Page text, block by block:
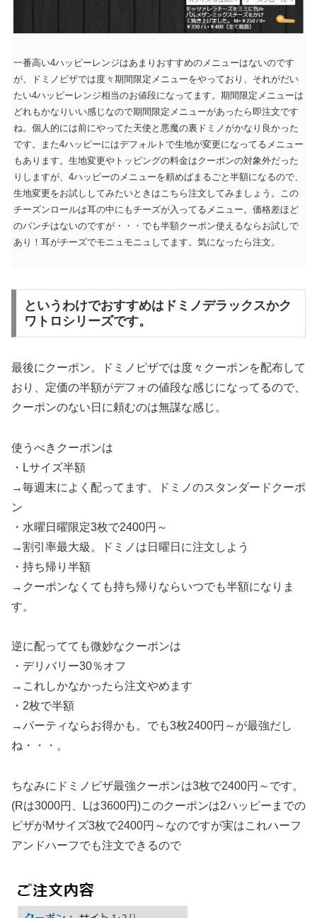
一番高い4ハッピーレンジはあまりおすすめのメニューはないのです
が、ドミノピザでは度々期間限定メニューをやっており、それがだい
たい4ハッピーレンジ相当のお値段になってます。期間限定メニューは
どれもかなりいい感じなので期間限定メニューがあったら即注文です
ね。個人的には前にやってた天使と悪魔の裏ドミノがかなり良かった
です。また4ハッピーにはデフォルトで生地が変更になってるメニュー
もあります。生地変更やトッピングの料金はクーポンの対象外だった
りしますが、4ハッピーのメニューを頼めばまるごと半額になるので、
生地変更をお試ししてみたいときはこちら注文してみましょう。この
チーズンロールは耳の中にもチーズが入ってるメニュー。価格差ほど
のパンチはないのですが・・・でも半額クーポン使えるならお試しで
あり！耳がチーズでモニュモニュしてます。気になったら注文。
というわけでおすすめはドミノデラックスかク
ワトロシリーズです。
最後にクーポン。ドミノピザでは度々クーポンを配布して
おり、定価の半額がデフォの値段な感じになってるので、
クーポンのない日に頼むのは無謀な感じ。
使うべきクーポンは
・Lサイズ半額
→毎週末によく配ってます。ドミノのスタンダードクーポ
ン
・水曜日曜限定3枚で2400円～
→割引率最大級。ドミノは日曜日に注文しよう
・持ち帰り半額
→クーポンなくても持ち帰りならいつでも半額になりま
す。
逆に配ってても微妙なクーポンは
・デリバリー30％オフ
→これしかなかったら注文やめます
・2枚で半額
→パーティならお得かも。でも3枚2400円～が最強だし
ね・・・。
ちなみにドミノピザ最強クーポンは3枚で2400円～です。
(Rは3000円、Lは3600円)このクーポンは2ハッピーまでの
ピザがMサイズ3枚で2400円～なのですが実はこれハーフ
アンドハーフでも注文できるので